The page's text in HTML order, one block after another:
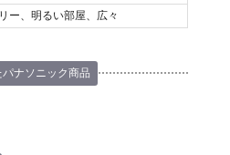
ー、明るい部屋、広々
ナソニック商品